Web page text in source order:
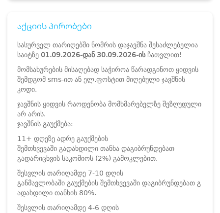
აქციის პირობები
სასურველ თარიღებში ნომრის დაჯავშნა შესაძლებელია
საიტზე 01.09.2026-დან 30.09.2026-ის ჩათვლით!
მომსახურების მისაღებად საჭიროა წარადგინოთ ყიდვის
შემდგომ sms-ით ან ელ.ფოსტით მიღებული ჯავშნის
კოდი.
ჯავშნის ყიდვის რაოდენობა მომხმარებელზე შეზღუდული
არ არის.
ჯავშნის გაუქმება:
11+ დღეზე ადრე გაუქმების
შემთხვევაში გადახდილი თანხა დაგიბრუნდებათ
გადარიცხვის საკომიოს (2%) გამოკლებით.
შესვლის თარიღამდე 7-10 დღის
განმავლობაში გაუქმების შემთხვევაში დაგიბრუნდებათ გ
ადახდილი თანხის 80%.
შესვლის თარიღამდე 4-6 დღის